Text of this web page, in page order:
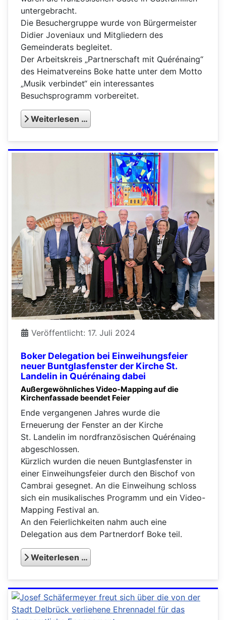
untergebracht.
Die Besuchergruppe wurde von Bürgermeister
Didier Joveniaux und Mitgliedern des
Gemeinderats begleitet.
Der Arbeitskreis „Partnerschaft mit Quérénaing“
des Heimatvereins Boke hatte unter dem Motto
„Musik verbindet“ ein interessantes
Besuchsprogramm vorbereitet.
Weiterlesen …
Boker Delegation bei Einweihungsfeier
neuer Buntglasfenster der Kirche St.
Landelin in Quérénaing dabei
Veröffentlicht: 17. Juli 2024
Außergewöhnliches Video-Mapping auf die
Kirchenfassade beendet Feier
Ende vergangenen Jahres wurde die
Erneuerung der Fenster an der Kirche
St. Landelin im nordfranzösischen Quérénaing
abgeschlossen.
Kürzlich wurden die neuen Buntglasfenster in
einer Einweihungsfeier durch den Bischof von
Cambrai gesegnet. An die Einweihung schloss
sich ein musikalisches Programm und ein Video-
Mapping Festival an.
An den Feierlichkeiten nahm auch eine
Delegation aus dem Partnerdorf Boke teil.
Weiterlesen …